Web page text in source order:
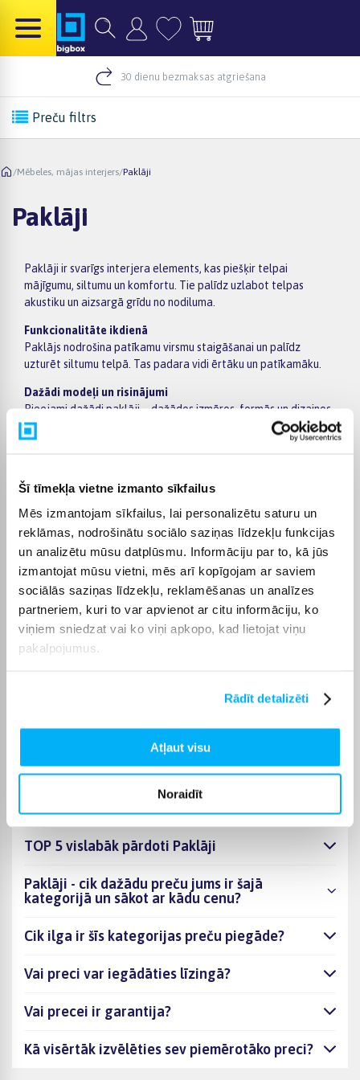
Šī tīmekļa vietne izmanto sīkfailus
Mēs izmantojam sīkfailus, lai personalizētu saturu un
reklāmas, nodrošinātu sociālo saziņas līdzekļu funkcijas
un analizētu mūsu datplūsmu. Informāciju par to, kā jūs
izmantojat mūsu vietni, mēs arī kopīgojam ar saviem
sociālās saziņas līdzekļu, reklamēšanas un analīzes
partneriem, kuri to var apvienot ar citu informāciju, ko
viņiem sniedzat vai ko viņi apkopo, kad lietojat viņu
pakalpojumus.
Rādīt detalizēti
Atļaut visu
Noraidīt
30 dienu bezmaksas atgriešana
Preču filtrs
/Mēbeles, mājas interjers/Paklāji
Paklāji
Paklāji ir svarīgs interjera elements, kas piešķir telpai
mājīgumu, siltumu un komfortu. Tie palīdz uzlabot telpas
akustiku un aizsargā grīdu no nodiluma.
Funkcionalitāte ikdienā
Paklājs nodrošina patīkamu virsmu staigāšanai un palīdz
uzturēt siltumu telpā. Tas padara vidi ērtāku un patīkamāku.
Dažādi modeļi un risinājumi
Pieejami dažādi paklāji – dažādos izmēros, formās un dizainos.
Ir gan īsspalvaini, gan garspalvaini paklāji, kā arī āra lietošanai
piemēroti varianti.
Paklāji uzlabo telpas komfortu un var palīdzēt samazināt
Materiāli un izturība
Paklāji tiek izgatavoti no dabīgiem vai sintētiskiem
materiāliem. Materiāls ietekmē izturību, kopšanu un sajūtu.
Piemērots dažādām telpām
Paklāji ir piemēroti viesistabai, guļamistabai, gaitenim vai
bērnu istabai. Tie labi iederas gan lielās, gan mazās telpās.
Kā izvēlēties piemērotu paklāju?
TOP 5 vislabāk pārdoti Paklāji
Paklāji - cik dažādu preču jums ir šajā
kategorijā un sākot ar kādu cenu?
Cik ilga ir šīs kategorijas preču piegāde?
Vai preci var iegādāties līzingā?
Vai precei ir garantija?
Kā visērtāk izvēlēties sev piemērotāko preci?